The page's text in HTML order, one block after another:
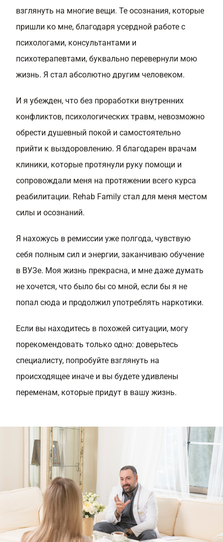
взглянуть на многие вещи. Те осознания, которые
пришли ко мне, благодаря усердной работе с
психологами, консультантами и
психотерапевтами, буквально перевернули мою
жизнь. Я стал абсолютно другим человеком.
И я убежден, что без проработки внутренних
конфликтов, психологических травм, невозможно
обрести душевный покой и самостоятельно
прийти к выздоровлению. Я благодарен врачам
клиники, которые протянули руку помощи и
сопровождали меня на протяжении всего курса
реабилитации. Rehab Family стал для меня местом
силы и осознаний.
Я нахожусь в ремиссии уже полгода, чувствую
себя полным сил и энергии, заканчиваю обучение
в ВУЗе. Моя жизнь прекрасна, и мне даже думать
не хочется, что было бы со мной, если бы я не
попал сюда и продолжил употреблять наркотики.
Если вы находитесь в похожей ситуации, могу
порекомендовать только одно: доверьтесь
специалисту, попробуйте взглянуть на
происходящее иначе и вы будете удивлены
переменам, которые придут в вашу жизнь.